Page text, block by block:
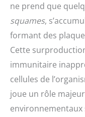
ne prend que
squames,
formant des
Cette
immunitaire
cellules de
joue un rôle